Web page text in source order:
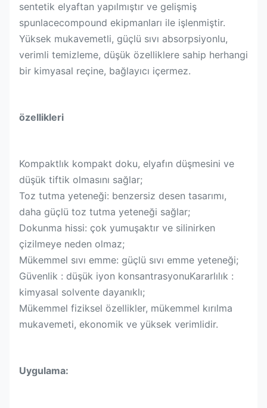
sentetik elyaftan yapılmıştır ve gelişmiş
spunlacecompound ekipmanları ile işlenmiştir.
Yüksek mukavemetli, güçlü sıvı absorpsiyonlu,
verimli temizleme, düşük özelliklere sahip herhangi
bir kimyasal reçine, bağlayıcı içermez.
özellikleri
Kompaktlık kompakt doku, elyafın düşmesini ve
düşük tiftik olmasını sağlar;
Toz tutma yeteneği: benzersiz desen tasarımı,
daha güçlü toz tutma yeteneği sağlar;
Dokunma hissi: çok yumuşaktır ve silinirken
çizilmeye neden olmaz;
Mükemmel sıvı emme: güçlü sıvı emme yeteneği;
Güvenlik : düşük iyon konsantrasyonuKararlılık :
kimyasal solvente dayanıklı;
Mükemmel fiziksel özellikler, mükemmel kırılma
mukavemeti, ekonomik ve yüksek verimlidir.
Uygulama: